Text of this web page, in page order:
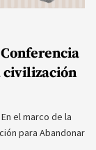
civilización
En el marco de la
para Abandonar